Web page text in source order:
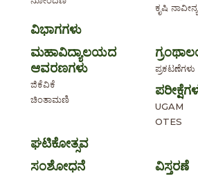
ಕೃಷಿ
ವಿಭಾಗಗಳು
ಮಹಾವಿದ್ಯಾಲಯದ
ಆವರಣಗಳು
ಜಿಕೆವಿಕೆ
ಚಿಂತಾಮಣಿ
ಪ್ರಕಟಣೆಗಳು
UGAM
OTES
ಘಟಿಕೋತ್ಸವ
ಸಂಶೋಧನೆ
ವಿಸ್ತರಣೆ